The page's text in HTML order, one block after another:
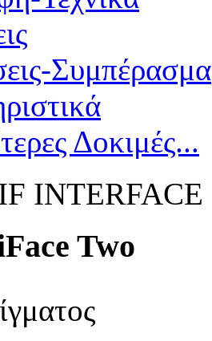
Συμπέρασμα
Δοκιμές...
INTERFACE
Two